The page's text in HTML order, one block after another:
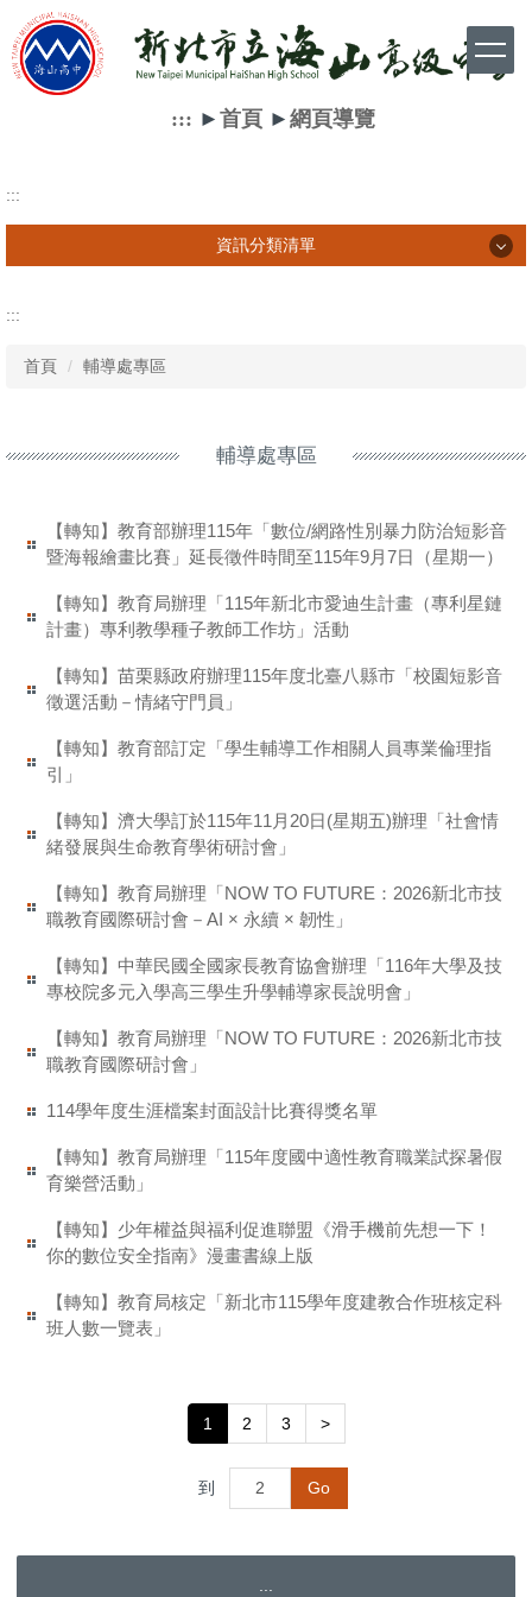
到
主
::: ► 首頁► 網頁導覽
:::
資訊分類清單
學生相關訊息
網路資源
:::
首頁 輔導處專區
輔導處專區
【轉知】教育部辦理115年「數位/網路性別暴力防治短影音
暨海報繪畫比賽」延長徵件時間至115年9月7日（星期一）
【轉知】教育局辦理「115年新北市愛迪生計畫（專利星鏈
計畫）專利教學種子教師工作坊」活動
【轉知】苗栗縣政府辦理115年度北臺八縣市「校園短影音
徵選活動－情緒守門員」
【轉知】教育部訂定「學生輔導工作相關人員專業倫理指
引」
【轉知】濟大學訂於115年11月20日(星期五)辦理「社會情
緒發展與生命教育學術研討會」
【轉知】教育局辦理「NOW TO FUTURE：2026新北市技
職教育國際研討會－AI × 永續 × 韌性」
【轉知】中華民國全國家長教育協會辦理「116年大學及技
專校院多元入學高三學生升學輔導家長說明會」
【轉知】教育局辦理「NOW TO FUTURE：2026新北市技
職教育國際研討會」
114學年度生涯檔案封面設計比賽得獎名單
【轉知】教育局辦理「115年度國中適性教育職業試探暑假
育樂營活動」
【轉知】少年權益與福利促進聯盟《滑手機前先想一下！
你的數位安全指南》漫畫書線上版
【轉知】教育局核定「新北市115學年度建教合作班核定科
班人數一覽表」
1 2 3 >
到 Go
:::